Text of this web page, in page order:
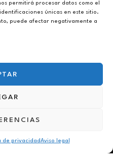
permitirá procesar datos como el
únicas en este sitio.
puede afectar negativamente a
de privacidadAviso legal
online en Roquetas de Mar